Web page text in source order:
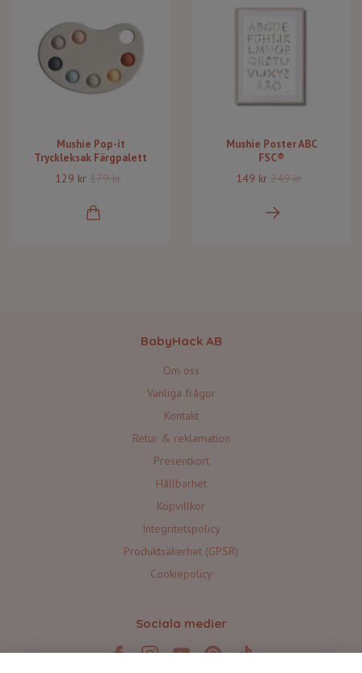
Mushie Pop-it
Tryckleksak Färgpalett
129 kr 179 kr
Mushie Poster ABC
FSC®
149 kr 249 kr
BabyHack AB
Om oss
Vanliga frågor
Kontakt
Retur & reklamation
Presentkort
Hållbarhet
Köpvillkor
Integritetspolicy
Produktsäkerhet (GPSR)
Cookiepolicy
Sociala medier